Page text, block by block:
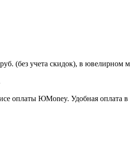
(без учета скидок), в ювелирном
оплаты ЮMoney. Удобная оплата в